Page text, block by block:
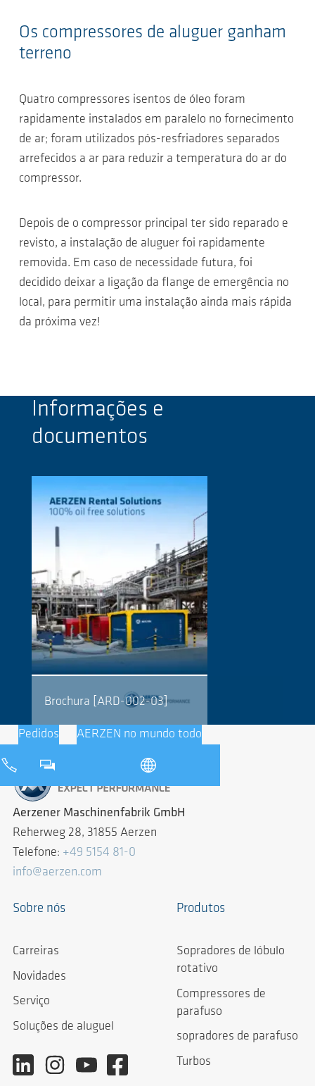
Os compressores de aluguer ganham
terreno
Quatro compressores isentos de óleo foram
rapidamente instalados em paralelo no fornecimento
de ar; foram utilizados pós-resfriadores separados
arrefecidos a ar para reduzir a temperatura do ar do
compressor.
Depois de o compressor principal ter sido reparado e
revisto, a instalação de aluguer foi rapidamente
removida. Em caso de necessidade futura, foi
decidido deixar a ligação da flange de emergência no
local, para permitir uma instalação ainda mais rápida
da próxima vez!
Informações e
documentos
Brochura [ARD-002-03]
Pedidos AERZEN no mundo todo
Aerzener Maschinenfabrik GmbH
Reherweg 28, 31855 Aerzen
Telefone: +49 5154 81-0
info@aerzen.com
Sobre nós
Carreiras
Novidades
Serviço
Soluções de aluguel
Produtos
Sopradores de lóbulo
rotativo
Compressores de
parafuso
sopradores de parafuso
Turbos